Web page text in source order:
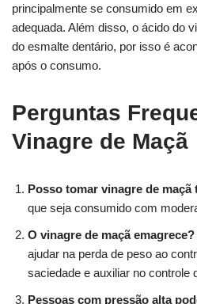
principalmente se consumido em
adequada. Além disso, o ácido do
do esmalte dentário, por isso é
após o consumo.
Perguntas
Vinagre de Maçã
Posso tomar vinagre de maçã
que seja consumido com
O vinagre de maçã emagrece?
ajudar na perda de peso ao
saciedade e auxiliar no controle
Pessoas com pressão alta